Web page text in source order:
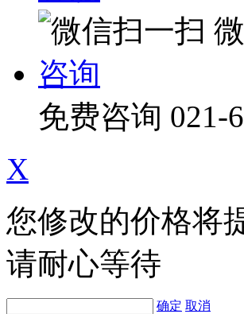
咨询
免费咨询 021-
X
您修改的价格将
请耐心等待
确定 取消